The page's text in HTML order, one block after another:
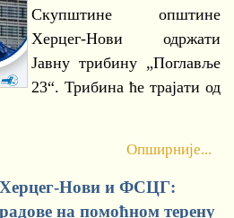
Скупштине општине
Херцег-Нови одржати
Јавну трибину „Поглавље
23“. Трибина ће трајати од
Опширније...
Нови и ФСЦГ:
на помоћном терену